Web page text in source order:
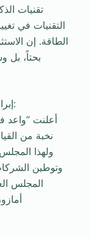
تقنيات
التقنيات في
الطاقة. إن
بحتاً، بل
إبراز مكانة المملكة كمركز للذكاء الاصطناعي:
أعلنت
نخبة من
ولهذا
وتوطين
المجلس